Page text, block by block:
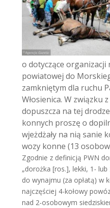
o dotyczące organizacji
powiatowej do
zamkniętym dla ruchu
Włosienica. W związku
dopuszcza na tej
konnych proszę o
wjeżdżały na nią sanie
wozy konne (13
Zgodnie z definicją PWN
„dorożka [ros.], lekki, 1-
do wynajmu (za opłatą) w
najczęściej 4-kołowy
nad 2-osobowym